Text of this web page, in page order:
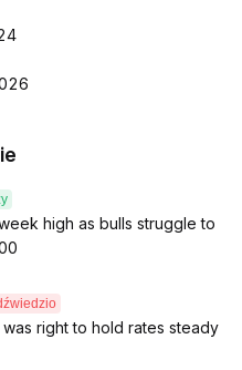
high as bulls struggle to
right to hold rates steady